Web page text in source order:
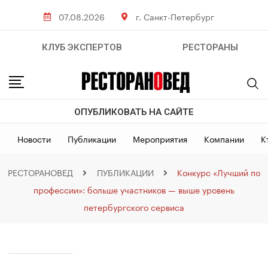
07.08.2026 г. Санкт-Петербург
КЛУБ ЭКСПЕРТОВ РЕСТОРАНЫ
ОПУБЛИКОВАТЬ НА САЙТЕ
Новости Публикации Мероприятия Компании
РЕСТОРАНОВЕД ПУБЛИКАЦИИ
Конкурс «Лучший по
профессии»: больше участников — выше уровень
петербургского сервиса